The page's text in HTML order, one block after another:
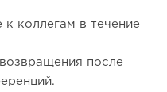
коллегам в течение
после